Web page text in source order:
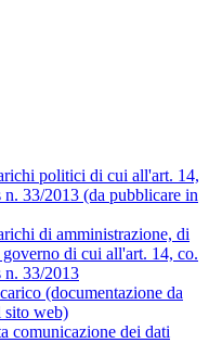
politici di cui all'art. 14,
n. 33/2013 (da pubblicare in
di amministrazione, di
di cui all'art. 14, co.
n. 33/2013
(documentazione da
sito web)
comunicazione dei dati